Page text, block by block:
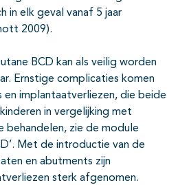
in elk geval vanaf 5 jaar
2009).
BCD kan als veilig worden
Ernstige complicaties komen
en implantaatverliezen, die beide
in vergelijking met
behandelen, zie de module
Met de introductie van de
en abutments zijn
sterk afgenomen.